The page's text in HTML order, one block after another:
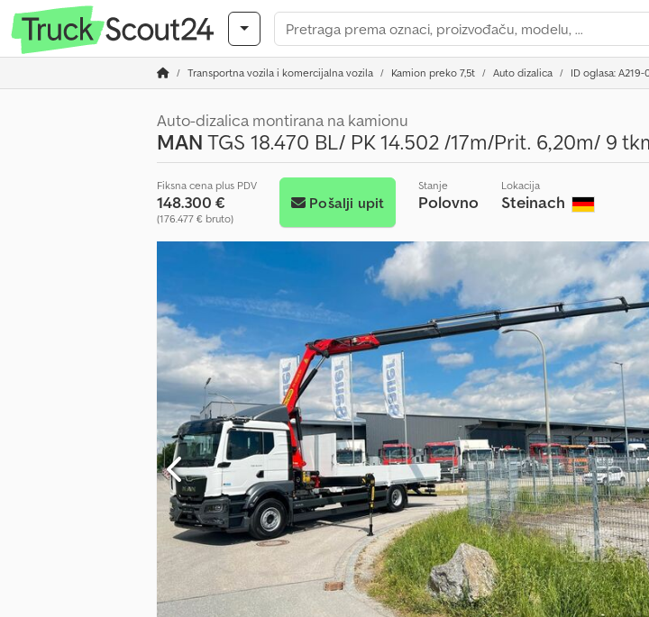
Transportna vozila i komercijalna vozila Kamion preko 7,5t Auto dizalica ID oglasa: A219-
Auto-dizalica montirana na kamionu
MANTGS 18.470 BL/ PK 14.502 /17m/Prit. 6,20m/ 9
Fiksna cena plus PDV
148.300 €
(176.477 € bruto)
Pošalji upit
Stanje
Polovno
Lokacija
Steinach